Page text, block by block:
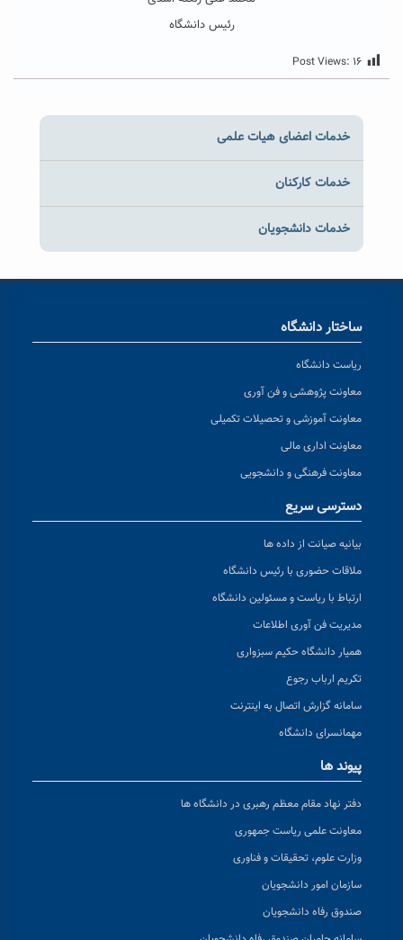
رئیس دانشگاه
Post Views: ۱۶
خدمات اعضای هیات علمی
خدمات کارکنان
خدمات دانشجویان
ساختار دانشگاه
ریاست دانشگاه
معاونت پژوهشی و فن آوری
معاونت آموزشی و تحصیلات تکمیلی
معاونت اداری مالی
معاونت فرهنگی و دانشجویی
دسترسی سریع
بیانیه صیانت از داده ها
ملاقات حضوری با رئیس دانشگاه
ارتباط با ریاست و مسئولین دانشگاه
مدیریت فن آوری اطلاعات
همیار دانشگاه حکیم سبزواری
تکریم ارباب رجوع
سامانه گزارش اتصال به اینترنت
مهمانسرای دانشگاه
پیوند ها
دفتر نهاد مقام معظم رهبری در دانشگاه ها
معاونت علمی ریاست جمهوری
وزارت علوم، تحقیقات و فناوری
سازمان امور دانشجویان
صندوق رفاه دانشجویان